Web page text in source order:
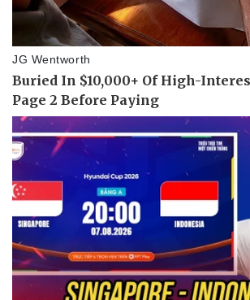
Lịch thi đấu bóng đá
Thế giới thể thao
eSports
Hậu trường
Tư vấn